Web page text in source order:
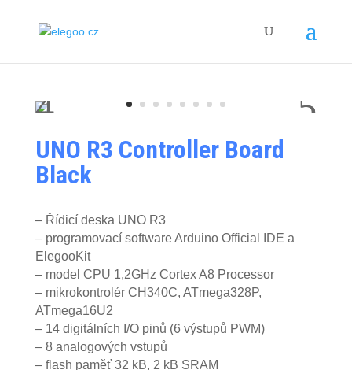
UNO R3 Controller Board
Black
– Řídicí deska UNO R3
– programovací software Arduino Official IDE a
ElegooKit
– model CPU 1,2GHz Cortex A8 Processor
– mikrokontrolér CH340C, ATmega328P,
ATmega16U2
– 14 digitálních I/O pinů (6 výstupů PWM)
– 8 analogových vstupů
– flash paměť 32 kB, 2 kB SRAM